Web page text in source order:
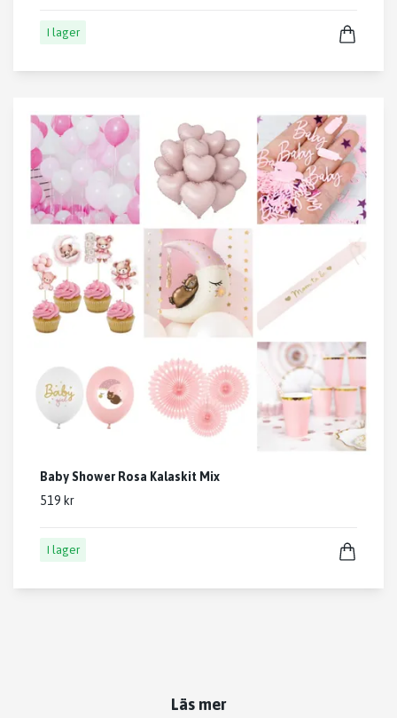
I lager
Baby Shower Rosa Kalaskit Mix
519 kr
I lager
Läs mer